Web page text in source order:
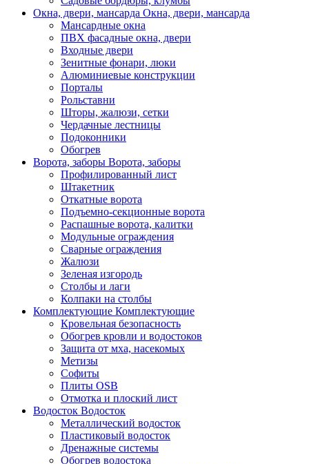
Окна, двери, мансарда Окна, двери, мансарда
Мансардные окна
ПВХ фасадные окна, двери
Входные двери
Зенитные фонари, люки
Алюминиевые конструкции
Порталы
Рольставни
Шторы, жалюзи, сетки
Чердачные лестницы
Подоконники
Обогрев
Ворота, заборы Ворота, заборы
Профилированный лист
Штакетник
Откатные ворота
Подъемно-секционные ворота
Распашные ворота, калитки
Модульные ограждения
Сварные ограждения
Жалюзи
Зеленая изгородь
Столбы и лаги
Колпаки на столбы
Комплектующие Комплектующие
Кровельная безопасность
Обогрев кровли и водостоков
Защита от мха, насекомых
Метизы
Софиты
Плиты OSB
Отмотка и плоский лист
Водосток Водосток
Металлический водосток
Пластиковый водосток
Дренажные системы
Обогрев водостока